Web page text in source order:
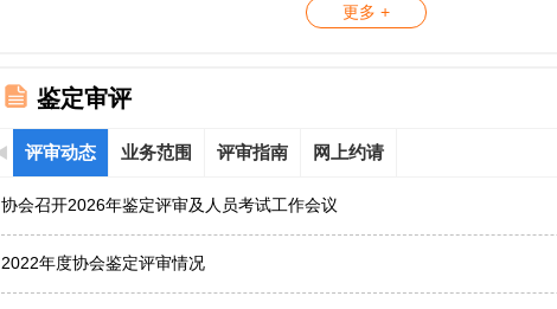
更多 +
鉴定审评
评审动态 业务范围 评审指南 网上约请
协会召开2026年鉴定评审及人员考试工作会议
2022年度协会鉴定评审情况